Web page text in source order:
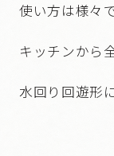
使い方は様々で
キッチンから
水回り回遊形